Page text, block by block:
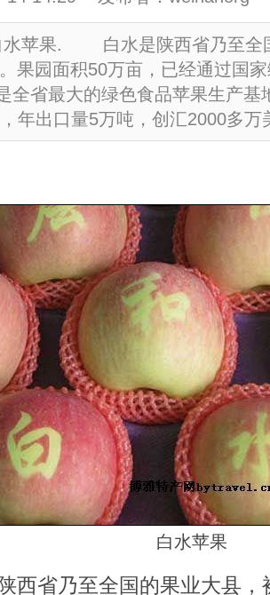
水苹果. 白水是陕西省乃至全
果园面积50万亩，已经通过国
全省最大的绿色食品苹果生产基
年出口量5万吨，创汇2000多万
白水苹果
省乃至全国的果业大县，